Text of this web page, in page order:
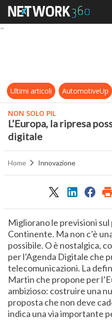
Ultimi articoli AutomotiveUp
NON SOLO PIL
L’Europa, la ripresa
digitale
Home Innovazione
Migliorano le previsioni sul
Continente. Ma non c’è
possibile. O è nostalgica,
per l’Agenda Digitale che
telecomunicazioni. La
Martin che propone per
ambizioso: costruire una
proposta che non deve
indica una via importante